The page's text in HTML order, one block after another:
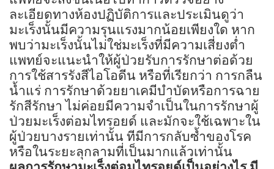
ละเอียดทางห้องปฏิบัติการและประเมินดูว่า
มะเร็งนั้นมีความรุนแรงมากน้อยเพียงใด หาก
พบว่ามะเร็งนั้นไม่ใช่มะเร็งที่มีความเสี่ยงต่ำ
แพทย์จะแนะนำให้ผู้ป่วยรับการรักษาต่อด้วย
การใช้สารรังสีไอโอดีน หรือที่เรียกว่า การกลืน
น้ำแร่ การรักษาด้วยยาเคมีบำบัดหรือการฉาย
รักสีรักษา ไม่ค่อยมีความจำเป็นในการรักษาผู้
ป่วยมะเร็งต่อมไทรอยด์ และมักจะใช้เฉพาะใน
ผู้ป่วยบางรายเท่านั้น ทีมีการกลับซ้ำของโรค
หรือในระยะลุกลามที่เป็นมากแล้วเท่านั้น